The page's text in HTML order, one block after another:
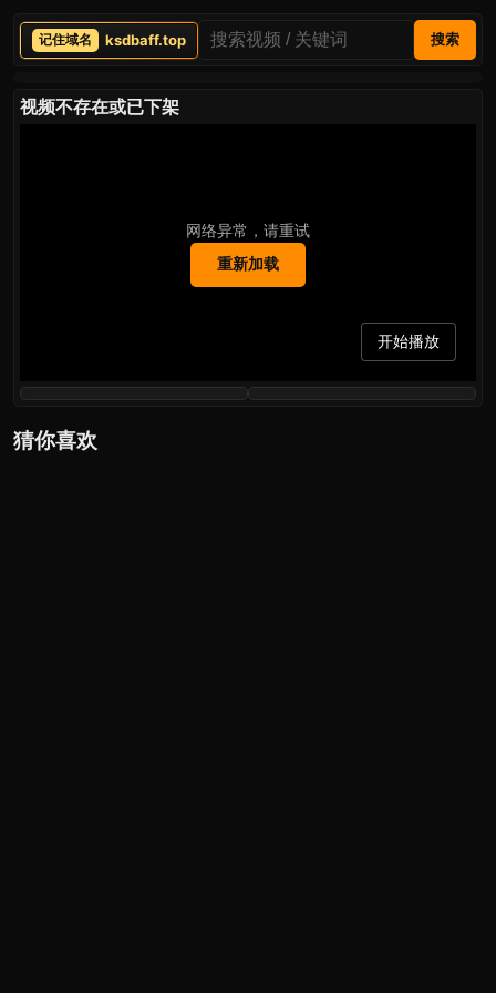
ksdbaff.top 搜索
视频不存在或已下架
网络异常，请重试
重新加载
开始播放
猜你喜欢